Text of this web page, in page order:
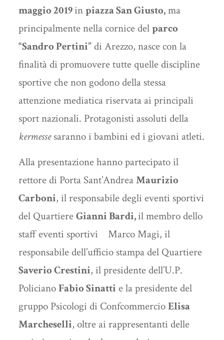
maggio 2019inpiazza San Giusto,ma
principalmente nella cornice delparco
“Sandro Pertini”di Arezzo, nasce con la
finalità di promuovere tutte quelle discipline
sportive che non godono della stessa
attenzione mediatica riservata ai principali
sport nazionali. Protagonisti assoluti della
kermessesaranno i bambini ed i giovani atleti.
Alla presentazione hanno partecipato il
rettore di Porta Sant’AndreaMaurizio
Carboni, il responsabile degli eventi sportivi
del QuartiereGianni Bardi,il membro dello
staff eventi sportivi Marco Magi, il
responsabile dell’ufficio stampa del Quartiere
Saverio Crestini, il presidente dell’U.P.
PolicianoFabio Sinatti e la presidente del
gruppo Psicologi di ConfcommercioElisa
Marcheselli, oltre ai rappresentanti delle